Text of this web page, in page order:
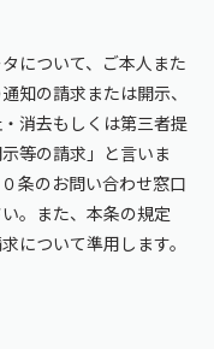
について、ご本人また
知の請求または開示、
消去もしくは第三者提
等の請求」と言いま
条のお問い合わせ窓口
。また、本条の規定
について準用します。